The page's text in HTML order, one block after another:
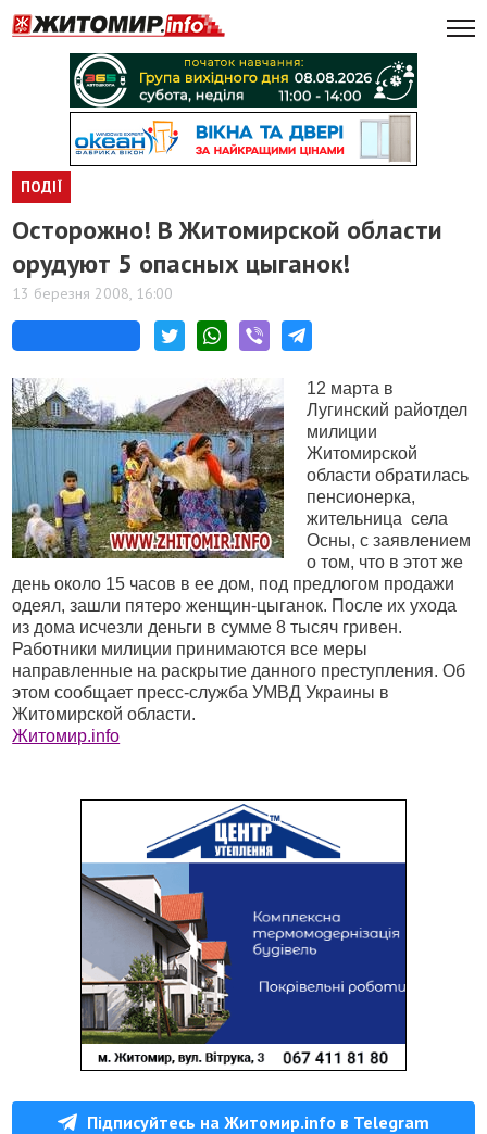
ПОДІЇ
Осторожно! В Житомирской области
орудуют 5 опасных цыганок!
13 березня 2008, 16:00
12 марта в
Лугинский райотдел
милиции
Житомирской
области обратилась
пенсионерка,
жительница села
Осны, с заявлением
о том, что в этот же
день около 15 часов в ее дом, под предлогом продажи
одеял, зашли пятеро женщин-цыганок. После их ухода
из дома исчезли деньги в сумме 8 тысяч гривен.
Работники милиции принимаются все меры
направленные на раскрытие данного преступления. Об
этом сообщает пресс-служба УМВД Украины в
Житомирской области.
Житомир.info
Підписуйтесь на Житомир.info в Telegram